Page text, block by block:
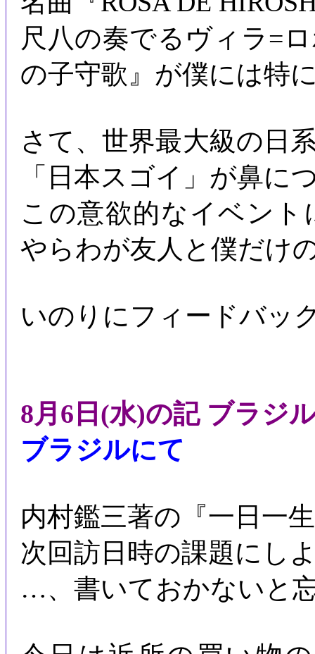
尺八の奏でるヴィラ=
の子守歌』が僕には特
さて、世界最大級の日
「日本スゴイ」が鼻に
この意欲的なイベン
やらわが友人と僕だけ
いのりにフィードバッ
8月6日(水)の記 ブラジ
ブラジルにて
内村鑑三著の『一日一
次回訪日時の課題にし
…、書いておかないと